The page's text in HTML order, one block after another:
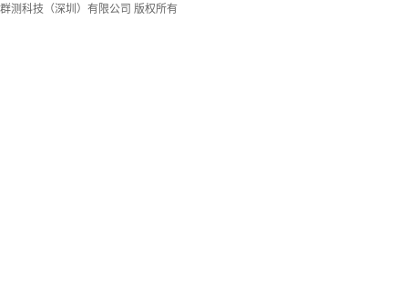
群测科技（深圳）有限公司 版权所有